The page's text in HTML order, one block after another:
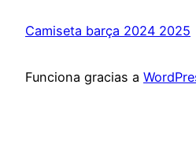
Camiseta barça 2024 2025
Funciona gracias a